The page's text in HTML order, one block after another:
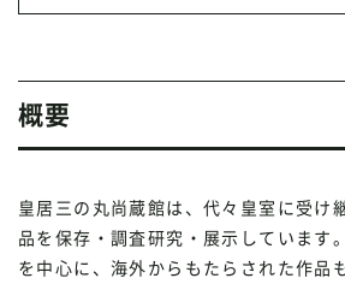
概要
皇居三の丸尚蔵館は、代々皇室に受け
品を保存・調査研究・展示しています
を中心に、海外からもたらされた作品